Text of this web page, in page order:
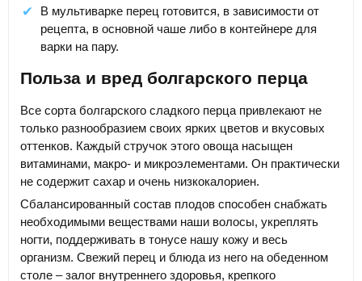
В мультиварке перец готовится, в зависимости от
рецепта, в основной чаше либо в контейнере для
варки на пару.
Польза и вред болгарского перца
Все сорта болгарского сладкого перца привлекают не
только разнообразием своих ярких цветов и вкусовых
оттенков. Каждый стручок этого овоща насыщен
витаминами, макро- и микроэлементами. Он практически
не содержит сахар и очень низкокалориен.
Сбалансированный состав плодов способен снабжать
необходимыми веществами наши волосы, укреплять
ногти, поддерживать в тонусе нашу кожу и весь
организм. Свежий перец и блюда из него на обеденном
столе – залог внутреннего здоровья, крепкого